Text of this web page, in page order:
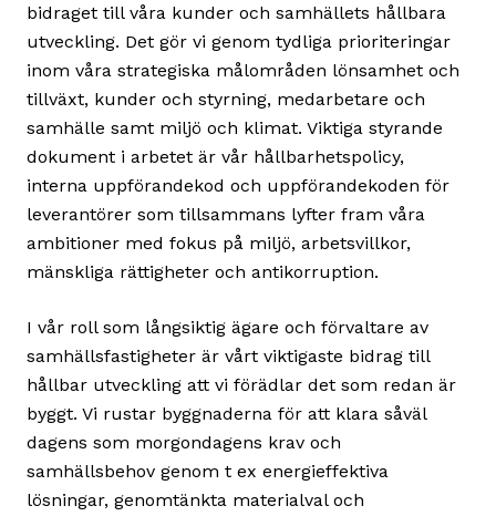
bidraget till våra kunder och samhällets hållbara
utveckling. Det gör vi genom tydliga prioriteringar
inom våra strategiska målområden lönsamhet och
tillväxt, kunder och styrning, medarbetare och
samhälle samt miljö och klimat. Viktiga styrande
dokument i arbetet är vår hållbarhetspolicy,
interna uppförandekod och uppförandekoden för
leverantörer som tillsammans lyfter fram våra
ambitioner med fokus på miljö, arbetsvillkor,
mänskliga rättigheter och antikorruption.
I vår roll som långsiktig ägare och förvaltare av
samhällsfastigheter är vårt viktigaste bidrag till
hållbar utveckling att vi förädlar det som redan är
byggt. Vi rustar byggnaderna för att klara såväl
dagens som morgondagens krav och
samhällsbehov genom t ex energieffektiva
lösningar, genomtänkta materialval och